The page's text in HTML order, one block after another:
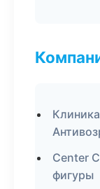
Center
фигуры